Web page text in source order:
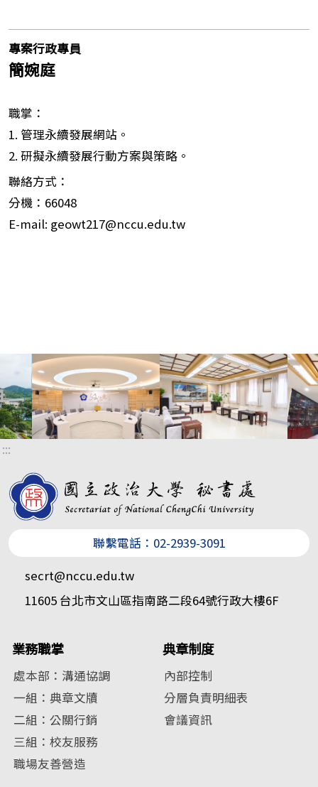
專案行政專員
簡婉庭
職掌：
1. 管理永續發展網站。
2. 研擬永續發展行動方案與策略。
聯絡方式：
分機：66048
E-mail: geowt217@nccu.edu.tw
:::
聯繫電話：02-2939-3091
secrt@nccu.edu.tw
11605 台北市文山區指南路二段64號行政大樓6F
業務職掌
處本部：溝通協調
一組：典章文牘
二組：公關行銷
三組：校友服務
職場友善營造
典章制度
內部控制
分層負責明細表
會議資訊